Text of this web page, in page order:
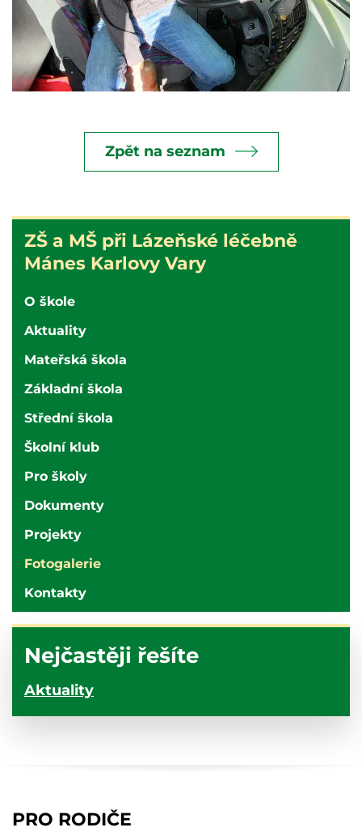
ZŠ
a
MŠ
při
nemocnici
Karlovy
Vary
ZŠ a MŠ při Lázeňské léčebně
Mánes Karlovy Vary
O škole
Aktuality
Mateřská škola
Základní škola
Střední škola
Školní klub
Pro školy
Dokumenty
Projekty
Fotogalerie
Kontakty
Nejčastěji řešíte
Aktuality
Zpět na seznam
PRO RODIČE